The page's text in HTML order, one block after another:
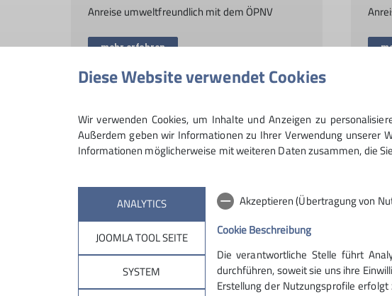
Anreise umweltfreundlich mit dem ÖPNV
mehr erfahren
Andere Themen
Partnersektionen Services
Diese Website verwendet Cookies
Wir verwenden Cookies, um Inhalte und Anzeigen zu
Außerdem geben wir Informationen zu Ihrer Verwendung unserer
Informationen möglicherweise mit weiteren Daten zusammen, die
ANALYTICS
JOOMLA TOOL SEITE
SYSTEM
Akzeptieren (Übertragung von
Cookie Beschreibung
Die verantwortliche Stelle führt
durchführen, soweit sie uns ihre
Erstellung der Nutzungsprofile